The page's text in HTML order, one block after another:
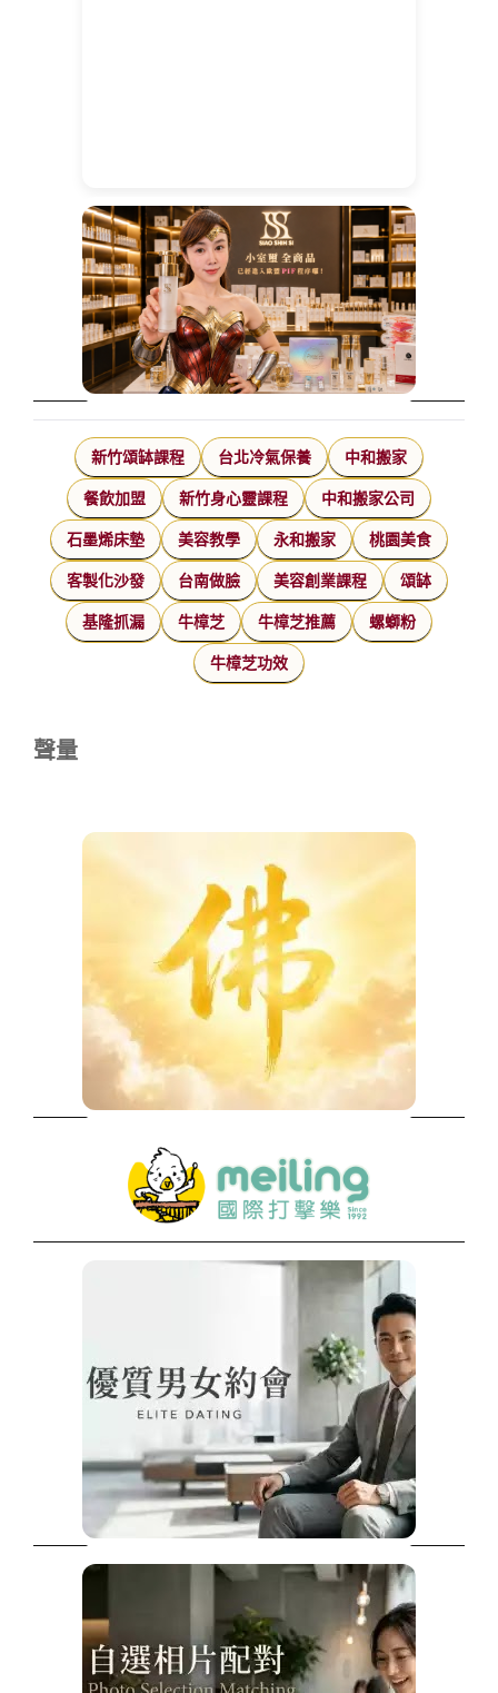
新竹頌缽課程 台北冷氣保養 中和搬家
餐飲加盟 新竹身心靈課程 中和搬家公司
石墨烯床墊 美容教學 永和搬家 桃園美食
客製化沙發 台南做臉 美容創業課程 頌缽
基隆抓漏 牛樟芝 牛樟芝推薦 螺螄粉
牛樟芝功效
聲量